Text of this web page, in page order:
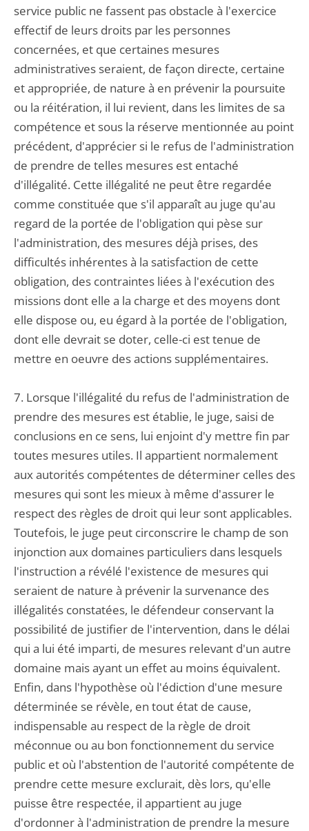
service public ne fassent pas obstacle à l'exercice
effectif de leurs droits par les personnes
concernées, et que certaines mesures
administratives seraient, de façon directe, certaine
et appropriée, de nature à en prévenir la poursuite
ou la réitération, il lui revient, dans les limites de sa
compétence et sous la réserve mentionnée au point
précédent, d'apprécier si le refus de l'administration
de prendre de telles mesures est entaché
d'illégalité. Cette illégalité ne peut être regardée
comme constituée que s'il apparaît au juge qu'au
regard de la portée de l'obligation qui pèse sur
l'administration, des mesures déjà prises, des
difficultés inhérentes à la satisfaction de cette
obligation, des contraintes liées à l'exécution des
missions dont elle a la charge et des moyens dont
elle dispose ou, eu égard à la portée de l'obligation,
dont elle devrait se doter, celle-ci est tenue de
mettre en oeuvre des actions supplémentaires.
7. Lorsque l'illégalité du refus de l'administration de
prendre des mesures est établie, le juge, saisi de
conclusions en ce sens, lui enjoint d'y mettre fin par
toutes mesures utiles. Il appartient normalement
aux autorités compétentes de déterminer celles des
mesures qui sont les mieux à même d'assurer le
respect des règles de droit qui leur sont applicables.
Toutefois, le juge peut circonscrire le champ de son
injonction aux domaines particuliers dans lesquels
l'instruction a révélé l'existence de mesures qui
seraient de nature à prévenir la survenance des
illégalités constatées, le défendeur conservant la
possibilité de justifier de l'intervention, dans le délai
qui a lui été imparti, de mesures relevant d'un autre
domaine mais ayant un effet au moins équivalent.
Enfin, dans l'hypothèse où l'édiction d'une mesure
déterminée se révèle, en tout état de cause,
indispensable au respect de la règle de droit
méconnue ou au bon fonctionnement du service
public et où l'abstention de l'autorité compétente de
prendre cette mesure exclurait, dès lors, qu'elle
puisse être respectée, il appartient au juge
d'ordonner à l'administration de prendre la mesure